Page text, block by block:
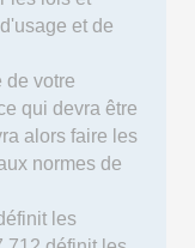
et de
de votre
qui devra être
alors faire les
normes de
les